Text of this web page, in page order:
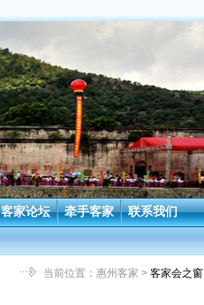
客家论坛 牵手客家 联系我们
当前位置：惠州客家 >客家会之窗